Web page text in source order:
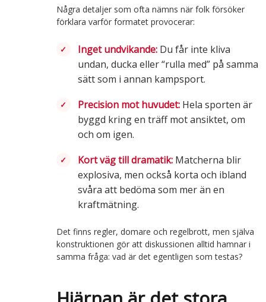
Några detaljer som ofta nämns när folk försöker
förklara varför formatet provocerar:
Inget undvikande:Du får inte kliva
undan, ducka eller “rulla med” på samma
sätt som i annan kampsport.
Precision mot huvudet:Hela sporten är
byggd kring en träff mot ansiktet, om
och om igen.
Kort väg till dramatik:Matcherna blir
explosiva, men också korta och ibland
svåra att bedöma som mer än en
kraftmätning.
Det finns regler, domare och regelbrott, men själva
konstruktionen gör att diskussionen alltid hamnar i
samma fråga: vad är det egentligen som testas?